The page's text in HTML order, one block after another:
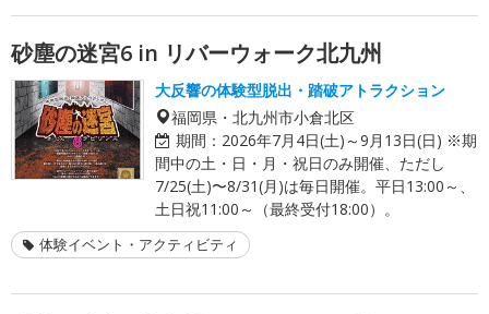
砂塵の迷宮6 in リバーウォーク北九州
大反響の体験型脱出・踏破アトラクション
福岡県・北九州市小倉北区
期間： 2026年7月4日(土)～9月13日(日) ※期
間中の土・日・月・祝日のみ開催、ただし
7/25(土)〜8/31(月)は毎日開催。平日13:00～、
土日祝11:00～（最終受付18:00）。
体験イベント・アクティビティ